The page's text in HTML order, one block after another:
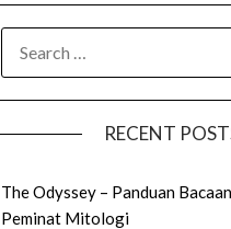
FOR:
RECENT
The Odyssey – Panduan
Peminat Mitologi